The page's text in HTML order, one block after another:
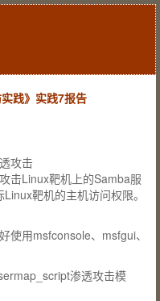
践》实践7报告
攻击
击Linux靶机上的Samba服
靶机的主机访问权限。
用msfconsole、msfgui、
渗透攻击模